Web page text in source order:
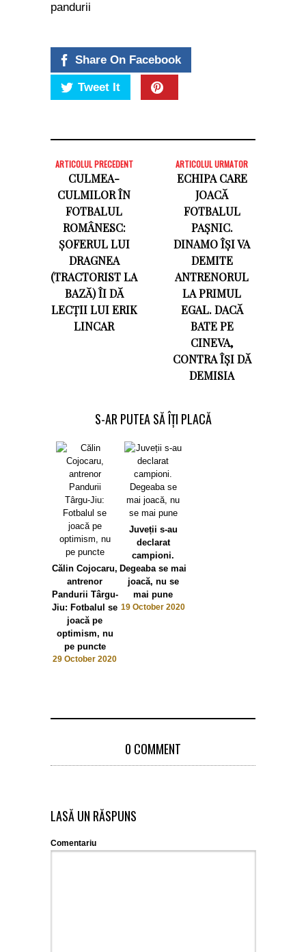
pandurii
Share On Facebook
Tweet It
ARTICOLUL PRECEDENT
CULMEA-
CULMILOR ÎN
FOTBALUL
ROMÂNESC:
ȘOFERUL LUI
DRAGNEA
(TRACTORIST LA
BAZĂ) ÎI DĂ
LECȚII LUI ERIK
LINCAR
ARTICOLUL URMATOR
ECHIPA CARE
JOACĂ
FOTBALUL
PAȘNIC.
DINAMO ÎȘI VA
DEMITE
ANTRENORUL
LA PRIMUL
EGAL. DACĂ
BATE PE
CINEVA,
CONTRA ÎȘI DĂ
DEMISIA
S-AR PUTEA SĂ ÎȚI PLACĂ
Călin Cojocaru,
antrenor
Pandurii Târgu-
Jiu: Fotbalul se
joacă pe
optimism, nu
pe puncte
29 October 2020
Juveții s-au
declarat
campioni.
Degeaba se mai
joacă, nu se
mai pune
19 October 2020
0 COMMENT
LASĂ UN RĂSPUNS
Comentariu